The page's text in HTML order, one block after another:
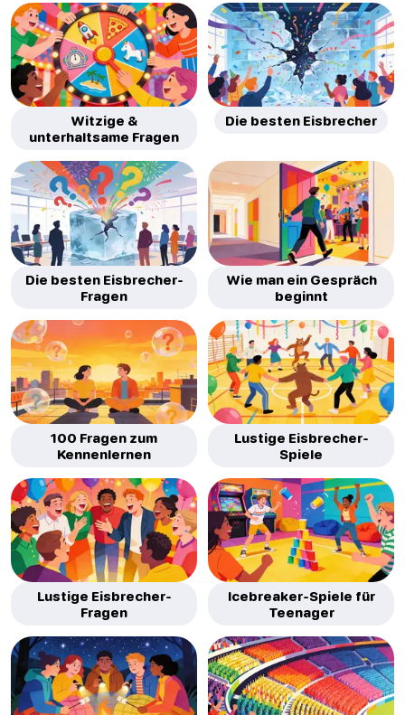
Witzige &
unterhaltsame Fragen
Die besten Eisbrecher
Die besten Eisbrecher-
Fragen
Wie man ein Gespräch
beginnt
100 Fragen zum
Kennenlernen
Lustige Eisbrecher-
Spiele
Lustige Eisbrecher-
Fragen
Icebreaker-Spiele für
Teenager